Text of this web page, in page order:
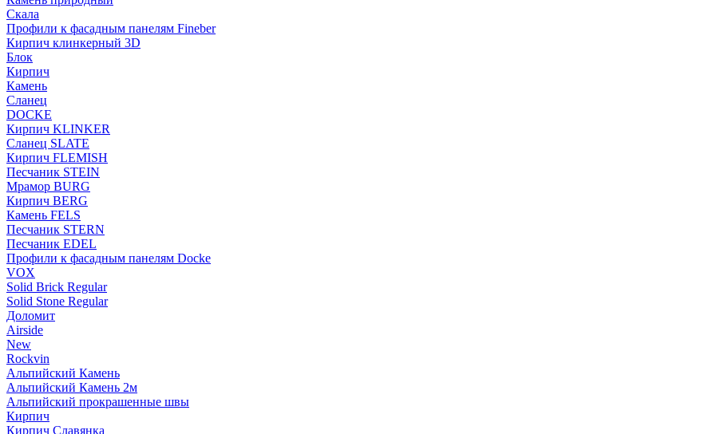
Скала
Профили к фасадным панелям Fineber
Кирпич клинкерный 3D
Блок
Кирпич
Камень
Сланец
DOCKE
Кирпич KLINKER
Сланец SLATE
Кирпич FLEMISH
Пес­ча­ник STEIN
Мрамор BURG
Кирпич BERG
Камень FELS
Пес­ча­ник STERN
Пес­ча­ник EDEL
Профили к фасадным панелям Docke
VOX
Solid Brick Regular
Solid Stone Regular
Доломит
Airside
New
Rockvin
Альпийский Камень
Альпийский Камень 2м
Альпийский прокрашенные швы
Кирпич
Кирпич Славянка